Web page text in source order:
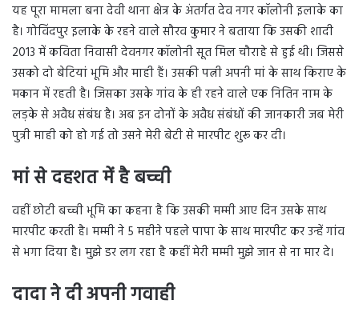
यह पूरा मामला बना देवी थाना क्षेत्र के अंतर्गत देव नगर कॉलोनी इलाके का
है। गोविंदपुर इलाके के रहने वाले सौरव कुमार ने बताया कि उसकी शादी
2013 में कविता निवासी देवनगर कॉलोनी सूत मिल चौराहे से हुई थी। जिससे
उसको दो बेटियां भूमि और माही हैं। उसकी पत्नी अपनी मां के साथ किराए के
मकान में रहती है। जिसका उसके गांव के ही रहने वाले एक नितिन नाम के
लड़के से अवैध संबंध है। अब इन दोनों के अवैध संबंधों की जानकारी जब मेरी
पुत्री माही को हो गई तो उसने मेरी बेटी से मारपीट शुरू कर दी।
मां से दहशत में है बच्ची
वहीं छोटी बच्ची भूमि का कहना है कि उसकी मम्मी आए दिन उसके साथ
मारपीट करती है। मम्मी ने 5 महीने पहले पापा के साथ मारपीट कर उन्हें गांव
से भगा दिया है। मुझे डर लग रहा है कहीं मेरी मम्मी मुझे जान से ना मार दे।
दादा ने दी अपनी गवाही